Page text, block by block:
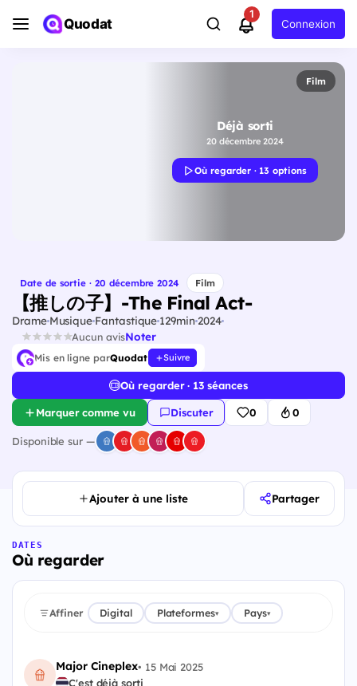
Quodat
1
Connexion
Film
Déjà sorti
20 décembre 2024
Où regarder · 13 options
Date de sortie · 20 décembre 2024 Film
【推しの子】-The Final Act-
DrameMusique Fantastique 129min 2024
Aucun avisNoter
Mis en ligne parQuodat Suivre
Où regarder · 13 séances
Marquer comme vu Discuter 0 0
Disponible sur —
Ajouter à une liste Partager
DATES
Où regarder
Affiner Digital Plateformes▾ Pays▾
Major Cineplex• 15 Mai 2025
C'est déjà sorti